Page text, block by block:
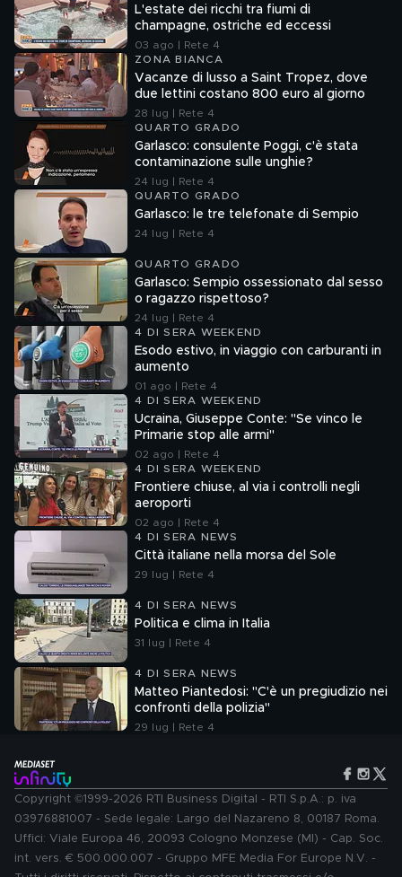
L'estate dei ricchi tra fiumi di
champagne, ostriche ed eccessi
03 ago | Rete 4
ZONA BIANCA
Vacanze di lusso a Saint Tropez, dove
due lettini costano 800 euro al giorno
28 lug | Rete 4
QUARTO GRADO
Garlasco: consulente Poggi, c'è stata
contaminazione sulle unghie?
24 lug | Rete 4
QUARTO GRADO
Garlasco: le tre telefonate di Sempio
24 lug | Rete 4
QUARTO GRADO
Garlasco: Sempio ossessionato dal sesso
o ragazzo rispettoso?
24 lug | Rete 4
4 DI SERA WEEKEND
Esodo estivo, in viaggio con carburanti in
aumento
01 ago | Rete 4
4 DI SERA WEEKEND
Ucraina, Giuseppe Conte: "Se vinco le
Primarie stop alle armi"
02 ago | Rete 4
4 DI SERA WEEKEND
Frontiere chiuse, al via i controlli negli
aeroporti
02 ago | Rete 4
4 DI SERA NEWS
Città italiane nella morsa del Sole
29 lug | Rete 4
4 DI SERA NEWS
Politica e clima in Italia
31 lug | Rete 4
4 DI SERA NEWS
Matteo Piantedosi: "C'è un pregiudizio nei
confronti della polizia"
29 lug | Rete 4
Copyright ©1999-2026 RTI Business Digital - RTI S.p.A.: p. iva
03976881007 - Sede legale: Largo del Nazareno 8, 00187 Roma.
Uffici: Viale Europa 46, 20093 Cologno Monzese (MI) - Cap. Soc.
int. vers. € 500.000.007 - Gruppo MFE Media For Europe N.V. -